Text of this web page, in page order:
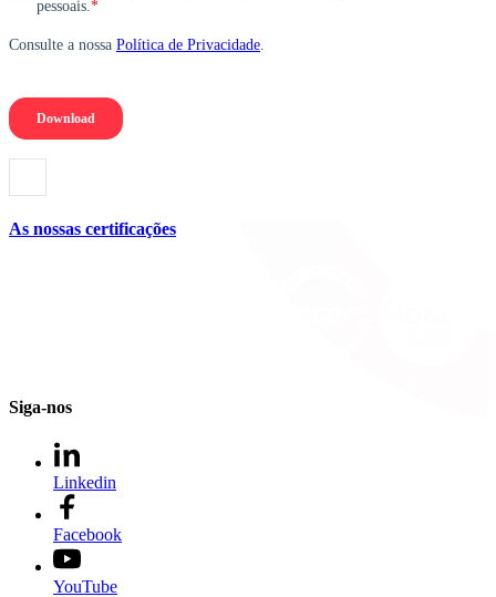
As nossas certificações
Siga-nos
Linkedin
Facebook
YouTube